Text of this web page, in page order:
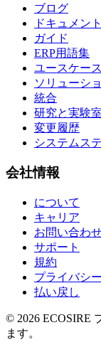
ブログ
ドキュメント
ガイド
ERP用語集
ユースケース
ソリューシ
統合
研究と実験室
変更履歴
システムス
会社情報
について
キャリア
お問い合わ
サポート
規約
プライバシー
払い戻し
© 2026 ECOSIRE
ます。